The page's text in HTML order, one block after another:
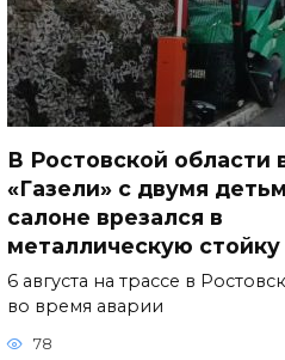
В Ростовской области
«Газели» с двумя
салоне врезался в
металлическую стойку
6 августа на трассе в
во время аварии
78